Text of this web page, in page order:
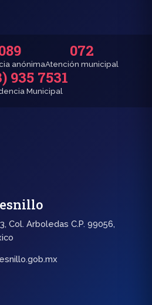
anónima
072
Atención municipal
935 7531
Municipal
Col. Arboledas C.P. 99056,